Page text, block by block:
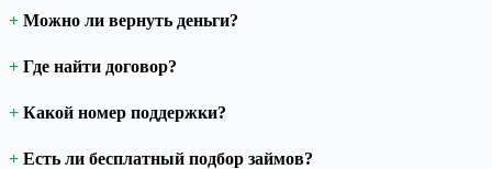
Можно ли вернуть деньги?
Где найти договор?
Какой номер поддержки?
Есть ли бесплатный подбор займов?